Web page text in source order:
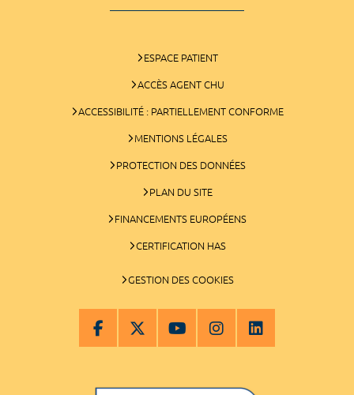
ESPACE PATIENT
ACCÈS AGENT CHU
ACCESSIBILITÉ : PARTIELLEMENT CONFORME
MENTIONS LÉGALES
PROTECTION DES DONNÉES
PLAN DU SITE
FINANCEMENTS EUROPÉENS
CERTIFICATION HAS
GESTION DES COOKIES